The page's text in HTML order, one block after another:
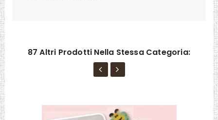
87 Altri Prodotti Nella Stessa Categoria: